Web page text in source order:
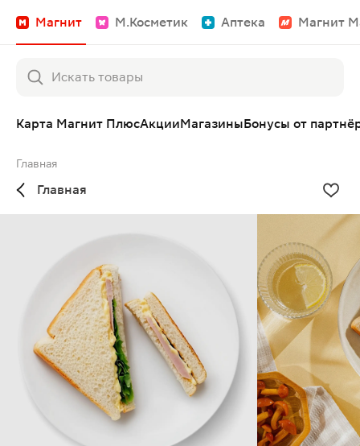
Магнит М.Косметик Аптека Магнит
Карта Магнит ПлюсАкцииМагазиныБонусы от
Главная
Главная